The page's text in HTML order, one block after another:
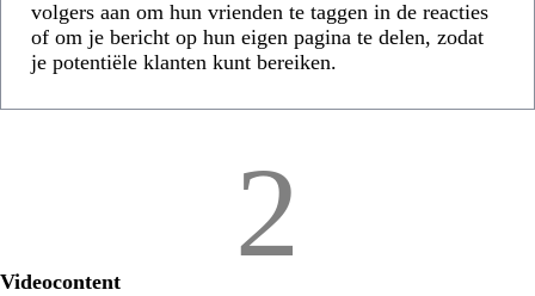
volgers aan om hun vrienden te taggen in de reacties
of om je bericht op hun eigen pagina te delen, zodat
je potentiële klanten kunt bereiken.
2
Videocontent